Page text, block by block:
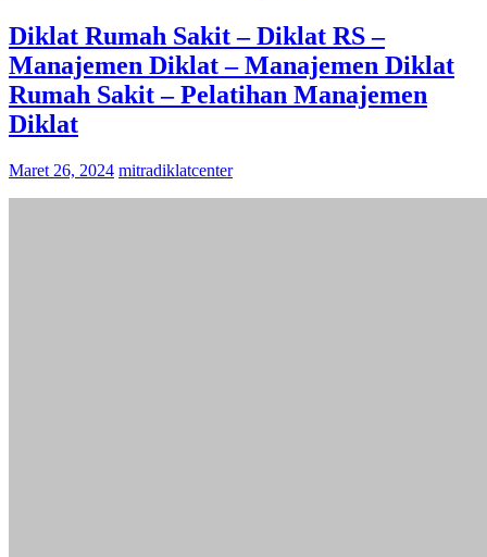
Diklat Rumah Sakit – Diklat RS –
Manajemen Diklat – Manajemen Diklat
Rumah Sakit – Pelatihan Manajemen
Diklat
Maret 26, 2024 mitradiklatcenter